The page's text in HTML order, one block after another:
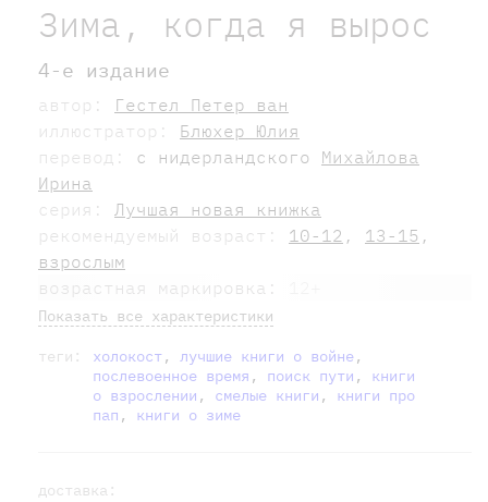
Зима, когда я вырос
4-е издание
автор: Гестел Петер ван
иллюстратор: Блюхер Юлия
перевод: с нидерландского Михайлова
Ирина
серия: Лучшая новая книжка
рекомендуемый возраст: 10-12 , 13-15 ,
взрослым
возрастная маркировка:
Показать все характеристики
теги: холокост, лучшие книги о войне,
послевоенное время , поиск пути , книги
о взрослении , смелые книги , книги про
пап , книги о зиме
доставка: